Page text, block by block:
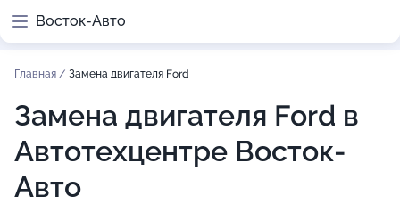
Восток-Авто
Главная / Замена двигателя Ford
Замена двигателя Ford в
Автотехцентре Восток-
Авто